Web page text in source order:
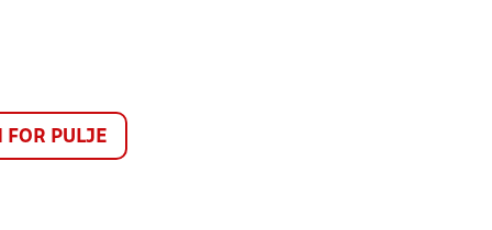
FOR PULJE